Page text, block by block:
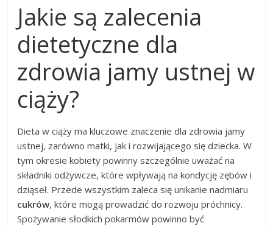
Jakie są zalecenia
dietetyczne dla
zdrowia jamy ustnej w
ciąży?
Dieta w ciąży ma kluczowe znaczenie dla zdrowia jamy
ustnej, zarówno matki, jak i rozwijającego się dziecka. W
tym okresie kobiety powinny szczególnie uważać na
składniki odżywcze, które wpływają na kondycję zębów i
dziąseł. Przede wszystkim zaleca się unikanie nadmiaru
cukrów, które mogą prowadzić do rozwoju próchnicy.
Spożywanie słodkich pokarmów powinno być